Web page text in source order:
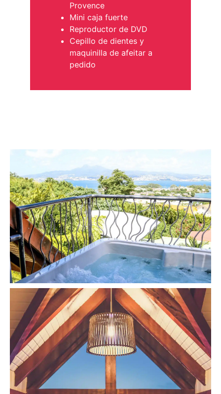
Provence
Mini caja fuerte
Reproductor de DVD
Cepillo de dientes y
maquinilla de afeitar a
pedido